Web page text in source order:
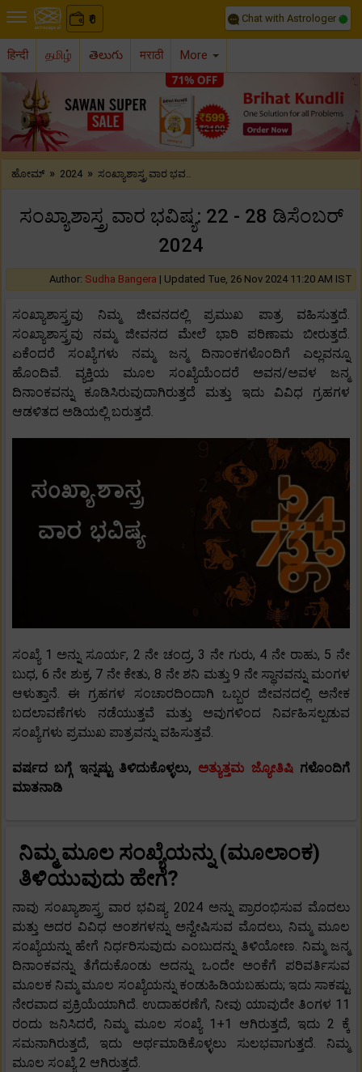
₹
0 Chat with Astrologer
हिन्दी தமிழ் తెలుగు मराठी More
Previous
ಹೋಮ್ » 2024 » ಸಂಖ್ಯಾಶಾಸ್ತ್ರ ವಾರ ಭವ..
ಸಂಖ್ಯಾಶಾಸ್ತ್ರ ವಾರ ಭವಿಷ್ಯ: 22 - 28 ಡಿಸೆಂಬರ್
2024
Author: Sudha Bangera | Updated Tue, 26 Nov 2024 11:20 AM IST
ಸಂಖ್ಯಾಶಾಸ್ತ್ರವು ನಿಮ್ಮ ಜೀವನದಲ್ಲಿ ಪ್ರಮುಖ ಪಾತ್ರ ವಹಿಸುತ್ತದೆ.
ಸಂಖ್ಯಾಶಾಸ್ತ್ರವು ನಮ್ಮ ಜೀವನದ ಮೇಲೆ ಭಾರಿ ಪರಿಣಾಮ ಬೀರುತ್ತದೆ.
ಏಕೆಂದರೆ ಸಂಖ್ಯೆಗಳು ನಮ್ಮ ಜನ್ಮ ದಿನಾಂಕಗಳೊಂದಿಗೆ ಎಲ್ಲವನ್ನೂ
ಹೊಂದಿವೆ. ವ್ಯಕ್ತಿಯ ಮೂಲ ಸಂಖ್ಯೆಯೆಂದರೆ ಅವನ/ಅವಳ ಜನ್ಮ
ದಿನಾಂಕವನ್ನು ಕೂಡಿಸಿರುವುದಾಗಿರುತ್ತದೆ ಮತ್ತು ಇದು ವಿವಿಧ ಗ್ರಹಗಳ
ಆಡಳಿತದ ಅಡಿಯಲ್ಲಿ ಬರುತ್ತದೆ.
ಸಂಖ್ಯೆ 1 ಅನ್ನು ಸೂರ್ಯ, 2 ನೇ ಚಂದ್ರ, 3 ನೇ ಗುರು, 4 ನೇ ರಾಹು, 5 ನೇ
ಬುಧ, 6 ನೇ ಶುಕ್ರ, 7 ನೇ ಕೇತು, 8 ನೇ ಶನಿ ಮತ್ತು 9 ನೇ ಸ್ಥಾನವನ್ನು ಮಂಗಳ
ಆಳುತ್ತಾನೆ. ಈ ಗ್ರಹಗಳ ಸಂಚಾರದಿಂದಾಗಿ ಒಬ್ಬರ ಜೀವನದಲ್ಲಿ ಅನೇಕ
ಬದಲಾವಣೆಗಳು ನಡೆಯುತ್ತವೆ ಮತ್ತು ಅವುಗಳಿಂದ ನಿರ್ವಹಿಸಲ್ಪಡುವ
ಸಂಖ್ಯೆಗಳು ಪ್ರಮುಖ ಪಾತ್ರವನ್ನು ವಹಿಸುತ್ತವೆ.
ವರ್ಷದ ಬಗ್ಗೆ ಇನ್ನಷ್ಟು ತಿಳಿದುಕೊಳ್ಳಲು, ಅತ್ಯುತ್ತಮ ಜ್ಯೋತಿಷಿ ಗಳೊಂದಿಗೆ
ಮಾತನಾಡಿ
ನಿಮ್ಮ ಮೂಲ ಸಂಖ್ಯೆಯನ್ನು (ಮೂಲಾಂಕ)
ತಿಳಿಯುವುದು ಹೇಗೆ?
ನಾವು ಸಂಖ್ಯಾಶಾಸ್ತ್ರ ವಾರ ಭವಿಷ್ಯ 2024 ಅನ್ನು ಪ್ರಾರಂಭಿಸುವ ಮೊದಲು
ಮತ್ತು ಅದರ ವಿವಿಧ ಅಂಶಗಳನ್ನು ಅನ್ವೇಷಿಸುವ ಮೊದಲು, ನಿಮ್ಮ ಮೂಲ
ಸಂಖ್ಯೆಯನ್ನು ಹೇಗೆ ನಿರ್ಧರಿಸುವುದು ಎಂಬುದನ್ನು ತಿಳಿಯೋಣ. ನಿಮ್ಮ ಜನ್ಮ
ದಿನಾಂಕವನ್ನು ತೆಗೆದುಕೊಂಡು ಅದನ್ನು ಒಂದೇ ಅಂಕೆಗೆ ಪರಿವರ್ತಿಸುವ
ಮೂಲಕ ನಿಮ್ಮ ಮೂಲ ಸಂಖ್ಯೆಯನ್ನು ಕಂಡುಹಿಡಿಯಬಹುದು; ಇದು ಸಾಕಷ್ಟು
ನೇರವಾದ ಪ್ರಕ್ರಿಯೆಯಾಗಿದೆ. ಉದಾಹರಣೆಗೆ, ನೀವು ಯಾವುದೇ ತಿಂಗಳ 11
ರಂದು ಜನಿಸಿದರೆ, ನಿಮ್ಮ ಮೂಲ ಸಂಖ್ಯೆ 1+1 ಆಗಿರುತ್ತದೆ, ಇದು 2 ಕ್ಕೆ
ಸಮನಾಗಿರುತ್ತದೆ, ಇದು ಅರ್ಥಮಾಡಿಕೊಳ್ಳಲು ಸುಲಭವಾಗುತ್ತದೆ. ನಿಮ್ಮ
ಮೂಲ ಸಂಖ್ಯೆ 2 ಆಗಿರುತ್ತದೆ.